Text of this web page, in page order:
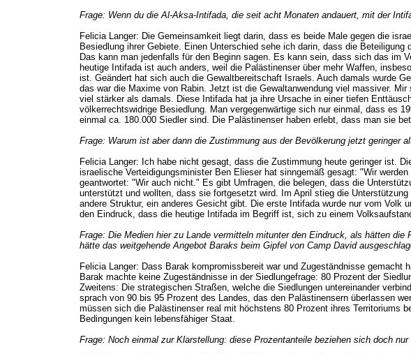
Frage: Wenn du die Al-Aksa-Intifada, die seit acht Monaten andauert, mit der
Felicia Langer: Die Gemeinsamkeit liegt darin, dass es beide Male gegen die
Besiedlung ihrer Gebiete. Einen Unterschied sehe ich darin, dass die
Das kann man jedenfalls für den Beginn sagen. Es kann sein, dass sich das im
heutige Intifada ist auch anders, weil die Palästinenser über mehr Waffen,
ist. Geändert hat sich auch die Gewaltbereitschaft Israels. Auch damals wurde
das war die Maxime von Rabin. Jetzt ist die Gewaltanwendung viel massiver.
viel stärker als damals. Diese Intifada hat ja ihre Ursache in einer tiefen
völkerrechtswidrige Besiedlung. Man vergegenwärtige sich nur einmal, dass es
einmal ca. 180.000 Siedler sind. Die Palästinenser haben erlebt, dass man sie
Frage: Warum ist aber dann die Zustimmung aus der Bevölkerung jetzt geringer
Felicia Langer: Ich habe nicht gesagt, dass die Zustimmung heute geringer ist.
israelische Verteidigungsminister Ben Elieser hat sinngemäß gesagt: "Wir
geantwortet: "Wir auch nicht." Es gibt Umfragen, die belegen, dass die
unterstützt und wollten, dass sie fortgesetzt wird. Im April stieg die
andere Struktur, ein anderes Gesicht gibt. Die erste Intifada wurde nur vom
den Eindruck, dass die heutige Intifada im Begriff ist, sich zu einem
Frage: Die Medien hier zu Lande vermitteln mitunter den Eindruck, als hätten
hätte das weitgehende Angebot Baraks beim Gipfel von Camp David
Felicia Langer: Dass Barak kompromissbereit war und Zugeständnisse
Barak machte keine Zugeständnisse in der Siedlungefrage: 80 Prozent der
Zweitens: Die strategischen Straßen, welche die Siedlungen untereinander
sprach von 90 bis 95 Prozent des Landes, das den Palästinensern überlassen
müssen sich die Palästinenser real mit höchstens 80 Prozent ihres Territoriums
Bedingungen kein lebensfähiger Staat.
Frage: Noch einmal zur Klarstellung: diese Prozentanteile beziehen sich doch